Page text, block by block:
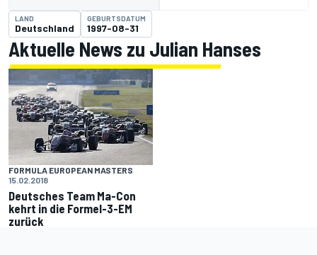
LAND
Deutschland
GEBURTSDATUM
1997-08-31
Aktuelle News zu Julian Hanses
FORMULA EUROPEAN MASTERS
15.02.2018
Deutsches Team Ma-Con
kehrt in die Formel-3-EM
zurück